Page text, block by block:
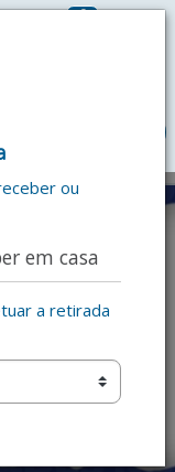
0
ou
em casa
a retirada